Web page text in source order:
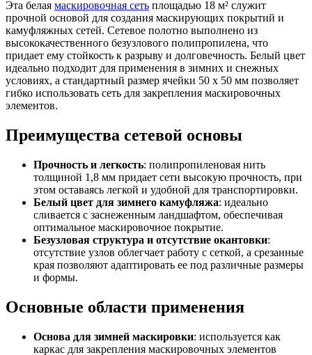
Эта белая маскировочная сеть площадью 18 м² служит
прочной основой для создания маскирующих покрытий и
камуфляжных сетей. Сетевое полотно выполнено из
высококачественного безузлового полипропилена, что
придает ему стойкость к разрыву и долговечность. Белый цвет
идеально подходит для применения в зимних и снежных
условиях, а стандартный размер ячейки 50 х 50 мм позволяет
гибко использовать сеть для закрепления маскировочных
элементов.
Преимущества сетевой основы
Прочность и легкость: полипропиленовая нить
толщиной 1,8 мм придает сети высокую прочность, при
этом оставаясь легкой и удобной для транспортировки.
Белый цвет для зимнего камуфляжа: идеально
сливается с заснеженным ландшафтом, обеспечивая
оптимальное маскировочное покрытие.
Безузловая структура и отсутствие окантовки:
отсутствие узлов облегчает работу с сеткой, а срезанные
края позволяют адаптировать ее под различные размеры
и формы.
Основные области применения
Основа для зимней маскировки: используется как
каркас для закрепления маскировочных элементов